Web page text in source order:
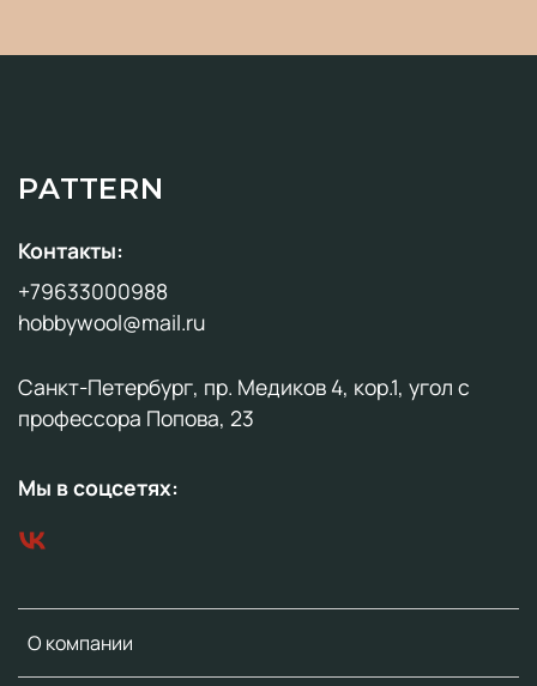
PATTERN
О компании
Контакты:
+79633000988
hobbywool@mail.ru
Санкт-Петербург, пр. Медиков 4, кор.1, угол с
профессора Попова, 23
Мы в соцсетях: